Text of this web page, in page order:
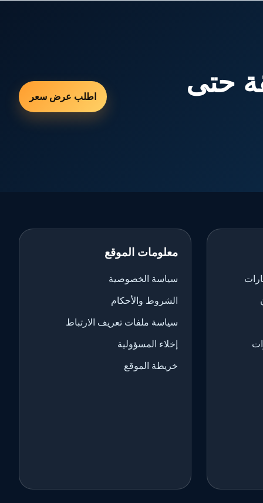
حتى اطلب عرض سعر
معلومات الموقع
سياسة الخصوصية
الشروط والأحكام
سياسة ملفات تعريف الارتباط
إخلاء المسؤولية
خريطة الموقع